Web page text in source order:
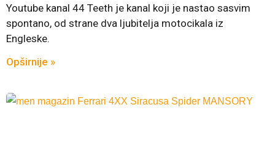
Youtube kanal 44 Teeth je kanal koji je nastao sasvim
spontano, od strane dva ljubitelja motocikala iz
Engleske.
Opširnije »